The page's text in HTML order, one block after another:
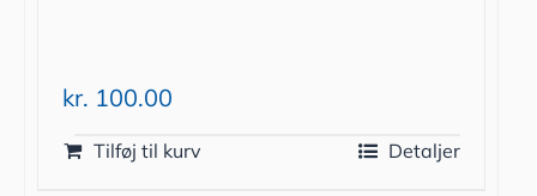
kr. 100.00
Tilføj til kurv Detaljer